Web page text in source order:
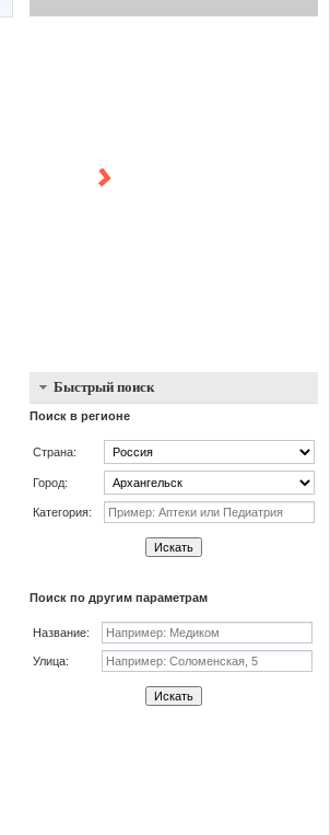
Быстрый поиск
Поиск в регионе
Страна:
Город:
Категория:
Искать
Поиск по другим параметрам
Название:
Улица:
Искать